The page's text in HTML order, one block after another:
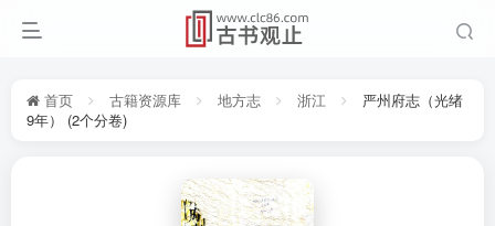
首页 古籍资源库 地方志 浙江
严州府志（光绪
9年） (2个分卷)